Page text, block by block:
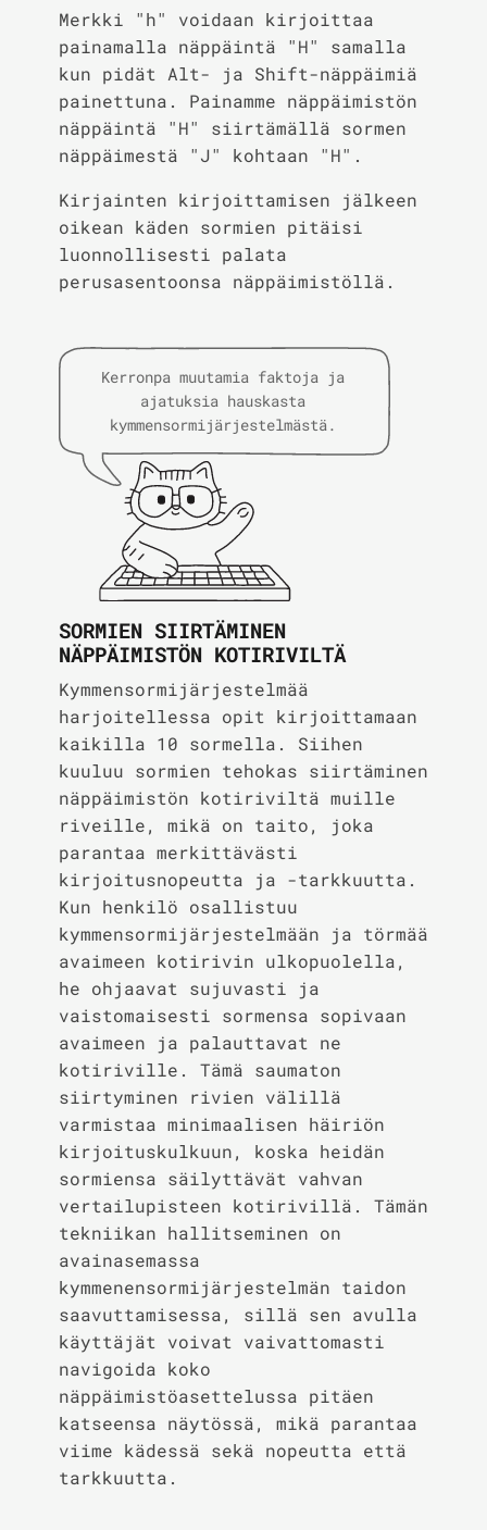
Merkki "h" voidaan kirjoittaa
painamalla näppäintä "H" samalla
kun pidät Alt- ja Shift-näppäimiä
painettuna. Painamme näppäimistön
näppäintä "H" siirtämällä sormen
näppäimestä "J" kohtaan "H".
Kirjainten kirjoittamisen jälkeen
oikean käden sormien pitäisi
luonnollisesti palata
perusasentoonsa näppäimistöllä.
Kerronpa muutamia faktoja ja
ajatuksia hauskasta
kymmensormijärjestelmästä.
SORMIEN SIIRTÄMINEN
NÄPPÄIMISTÖN KOTIRIVILTÄ
Kymmensormijärjestelmää
harjoitellessa opit kirjoittamaan
kaikilla 10 sormella. Siihen
kuuluu sormien tehokas siirtäminen
näppäimistön kotiriviltä muille
riveille, mikä on taito, joka
parantaa merkittävästi
kirjoitusnopeutta ja -tarkkuutta.
Kun henkilö osallistuu
kymmensormijärjestelmään ja törmää
avaimeen kotirivin ulkopuolella,
he ohjaavat sujuvasti ja
vaistomaisesti sormensa sopivaan
avaimeen ja palauttavat ne
kotiriville. Tämä saumaton
siirtyminen rivien välillä
varmistaa minimaalisen häiriön
kirjoituskulkuun, koska heidän
sormiensa säilyttävät vahvan
vertailupisteen kotirivillä. Tämän
tekniikan hallitseminen on
avainasemassa
kymmenensormijärjestelmän taidon
saavuttamisessa, sillä sen avulla
käyttäjät voivat vaivattomasti
navigoida koko
näppäimistöasettelussa pitäen
katseensa näytössä, mikä parantaa
viime kädessä sekä nopeutta että
tarkkuutta.